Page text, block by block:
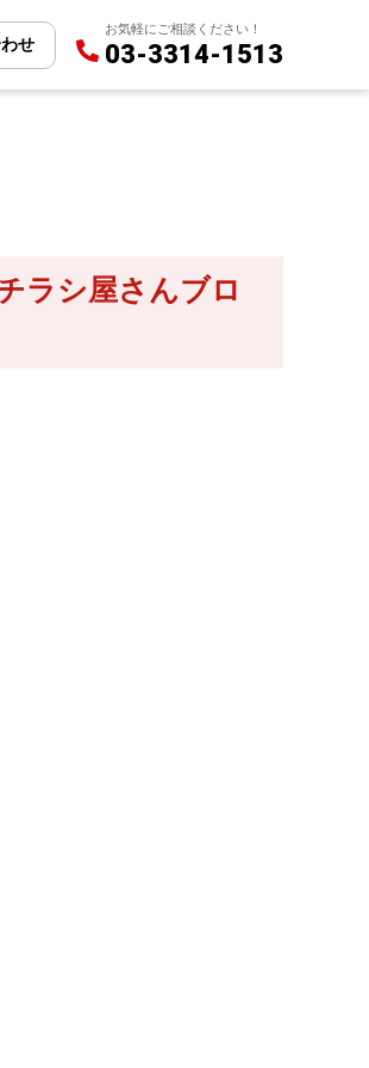
せ
お気軽にご相談ください！
03-3314-1513
ラシ屋さんブロ